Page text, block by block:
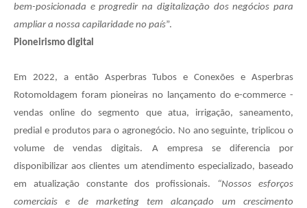
bem-posicionada e progredir na digitalização dos negócios para
ampliar a nossa capilaridade no país”.
Pioneirismo digital
Em 2022, a então Asperbras Tubos e Conexões e Asperbras
Rotomoldagem foram pioneiras no lançamento do e-commerce -
vendas online do segmento que atua, irrigação, saneamento,
predial e produtos para o agronegócio. No ano seguinte, triplicou o
volume de vendas digitais. A empresa se diferencia por
disponibilizar aos clientes um atendimento especializado, baseado
em atualização constante dos profissionais.
“Nossos esforços
comerciais e de marketing tem alcançado um crescimento